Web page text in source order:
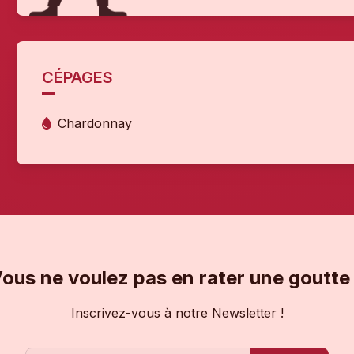
CÉPAGES
Chardonnay
ne voulez pas en rater une goutte
Inscrivez-vous à notre Newsletter !